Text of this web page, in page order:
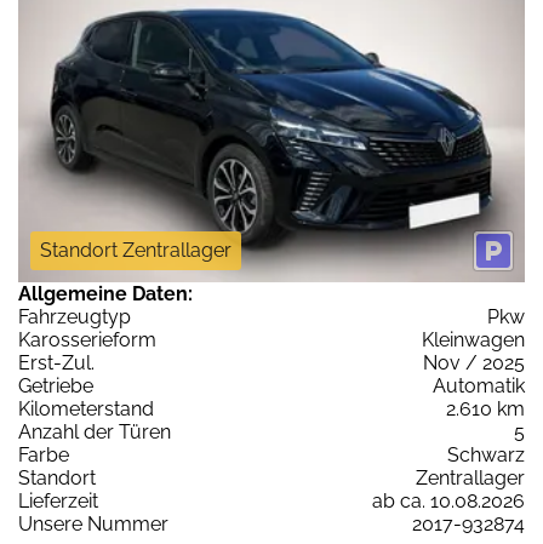
Standort Zentrallager
Allgemeine Daten:
Fahrzeugtyp
Pkw
Karosserieform
Kleinwagen
Erst-Zul.
Nov / 2025
Getriebe
Automatik
Kilometerstand
2.610 km
Anzahl der Türen
5
Farbe
Schwarz
Standort
Zentrallager
Lieferzeit
ab ca. 10.08.2026
Unsere Nummer
2017-932874